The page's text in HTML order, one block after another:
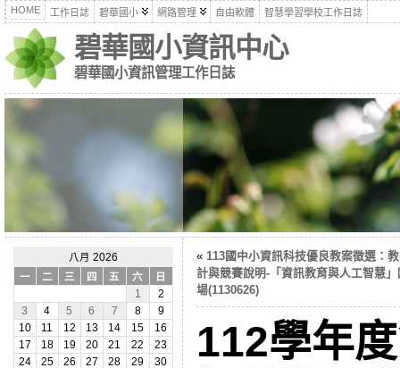
HOME 工作日誌 碧華國小 網路管理 自由軟體 智慧學習學校工作日誌
碧華國小資訊中心
碧華國小資訊管理工作日誌
八月 2026
一
二 三 四 五 六
日
1
2
3
4 5 6 7 8
9
10
11 12 13 14 15
16
17
18 19 20 21 22
23
24
25 26 27 28 29
30
« 113國中小資訊科技優良教案徵選：
計與競賽說明-「資訊教育與人工智慧」
場(1130626)
112學年